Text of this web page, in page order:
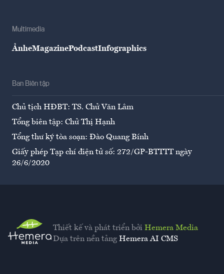
Multimedia
ẢnheMagazinePodcastInfographics
Ban Biên tập
Chủ tịch HĐBT: TS. Chử Văn Lâm
Tổng biên tập: Chử Thị Hạnh
Tổng thư ký tòa soạn: Đào Quang Bính
Giấy phép Tạp chí điện tử số: 272/GP-BTTTT ngày
26/6/2020
Thiết kế và phát triển bởi Hemera Media
Dựa trên nền tảng Hemera AI CMS